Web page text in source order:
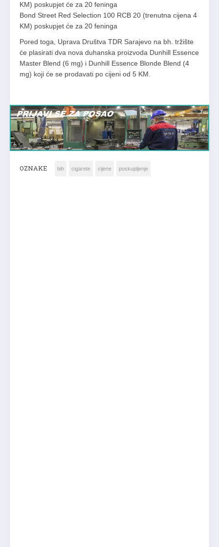
KM) poskupjet će za 20 feninga
Bond Street Red Selection 100 RCB 20 (trenutna cijena 4
KM) poskupjet će za 20 feninga
Pored toga, Uprava Društva TDR Sarajevo na bh. tržište
će plasirati dva nova duhanska proizvoda Dunhill Essence
Master Blend (6 mg) i Dunhill Essence Blonde Blend (4
mg) koji će se prodavati po cijeni od 5 KM.
OZNAKE bih cigarete cijene poskupljenje